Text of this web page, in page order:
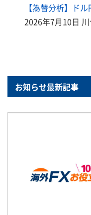
【為替分析】ド
2026年7月10日
お知らせ最新記事